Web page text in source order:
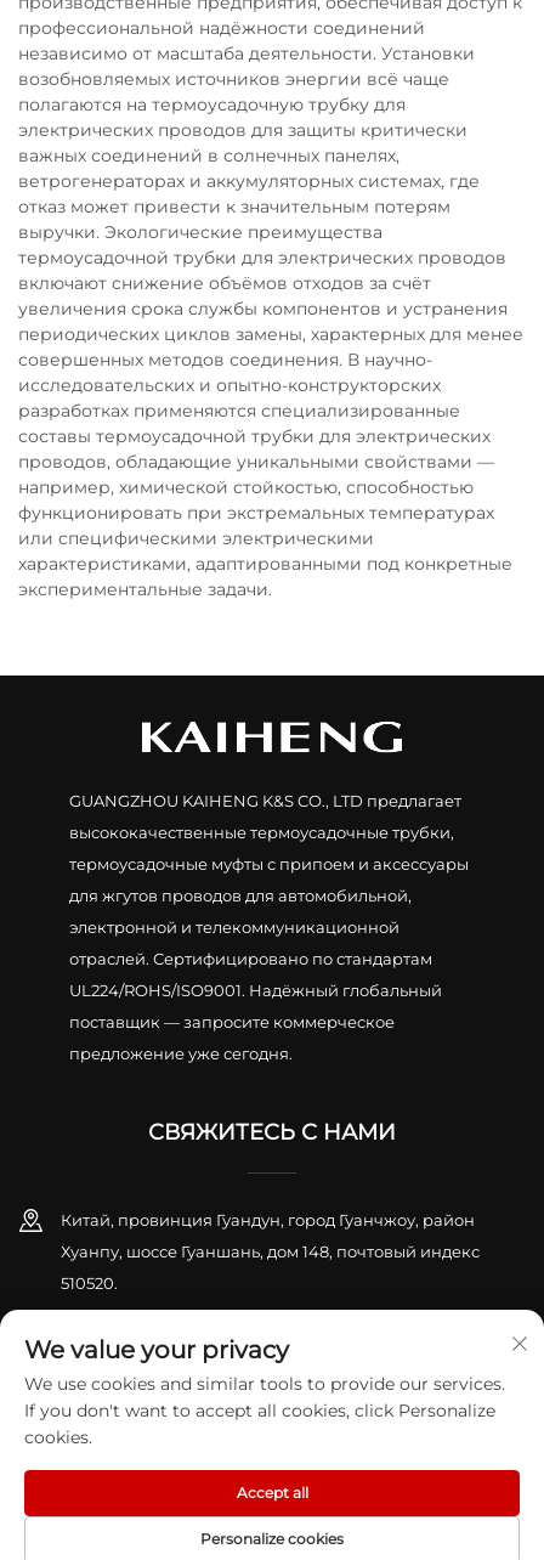
профессиональной надёжности соединений
независимо от масштаба деятельности. Установки
возобновляемых источников энергии всё чаще
полагаются на термоусадочную трубку для
электрических проводов для защиты критически
важных соединений в солнечных панелях,
ветрогенераторах и аккумуляторных системах, где
отказ может привести к значительным потерям
выручки. Экологические преимущества
термоусадочной трубки для электрических проводов
включают снижение объёмов отходов за счёт
увеличения срока службы компонентов и устранения
периодических циклов замены, характерных для менее
совершенных методов соединения. В научно-
исследовательских и опытно-конструкторских
разработках применяются специализированные
составы термоусадочной трубки для электрических
проводов, обладающие уникальными свойствами —
например, химической стойкостью, способностью
функционировать при экстремальных температурах
или специфическими электрическими
характеристиками, адаптированными под конкретные
экспериментальные задачи.
GUANGZHOU KAIHENG K&S CO., LTD предлагает
высококачественные термоусадочные трубки,
термоусадочные муфты с припоем и аксессуары
для жгутов проводов для автомобильной,
электронной и телекоммуникационной
отраслей. Сертифицировано по стандартам
UL224/ROHS/ISO9001. Надёжный глобальный
поставщик — запросите коммерческое
предложение уже сегодня.
СВЯЖИТЕСЬ С НАМИ
Китай, провинция Гуандун, город Гуанчжоу, район
Хуанпу, шоссе Гуаншань, дом 148, почтовый индекс
510520.
+86-13416189912
[email protected]
Авторское право © 2026 GUANGZHOU KAIHENG K&S CO., LTD. Все
Политика конфиденциальности
We value your privacy
We use cookies and similar tools to provide our services.
If you don't want to accept all cookies, click Personalize
cookies.
Personalize cookies
Accept all